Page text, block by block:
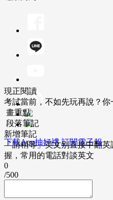
下載App抽好禮 訂閱電子報
現正閱讀
考試當前，不如先玩再說？你
畫重點
段落筆記
新增筆記
「請稍等」英文別直接中翻英
握，常用的電話對談英文
0
/500